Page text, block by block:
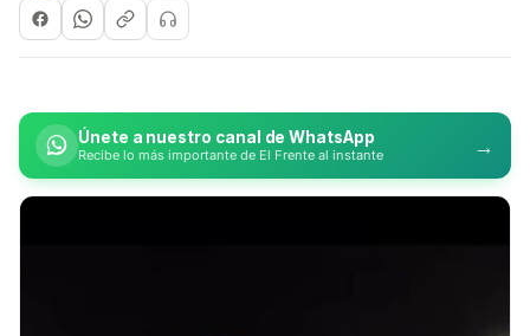
Únete a nuestro canal de WhatsApp
Recibe lo más importante de El Frente al instante →